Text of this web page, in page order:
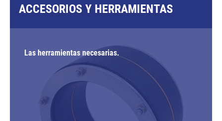
ACCESORIOS Y HERRAMIENTAS
Las herramientas necesarias.